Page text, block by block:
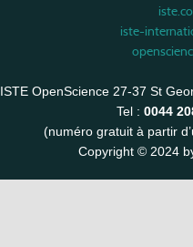
iste-
ISTE OpenScience 27-37 St
Tel : 0044
(numéro gratuit à partir
Copyright © 2024